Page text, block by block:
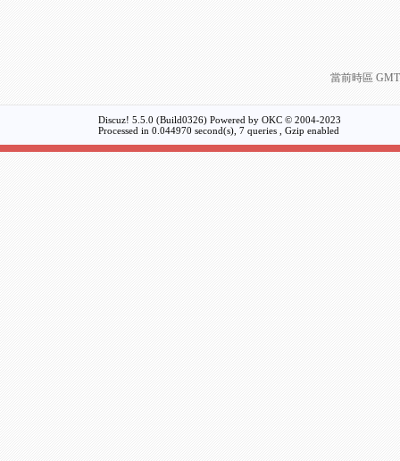
當前時區
Discuz! 5.5.0 (Build0326) Powered by OKC © 2004-2023
Processed in 0.044970 second(s), 7 queries , Gzip enabled